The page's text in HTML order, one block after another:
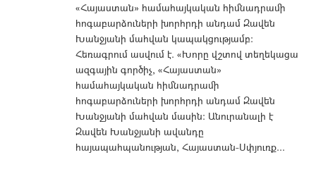
«Հայաստան» համահայկական հիմնադրամի
հոգաբարձուների խորհրդի անդամ Զավեն
Խանջյանի մահվան կապակցությամբ:
Հեռագրում ասվում է. «Խորը վշտով տեղեկացա
ազգային գործիչ, «Հայաստան»
համահայկական հիմնադրամի
հոգաբարձուների խորհրդի անդամ Զավեն
Խանջյանի մահվան մասին: Անուրանալի է
Զավեն Խանջյանի ավանդը
հայապահպանության, Հայաստան-Սփյուռք...